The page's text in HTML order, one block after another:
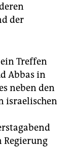
der
Treffen
Abbas in
neben den
israelischen
Regierung